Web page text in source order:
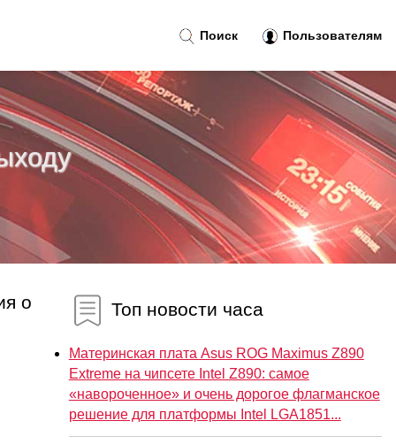
о Топ новости часа
Материнская плата Asus ROG Maximus Z890
Extreme на чипсете Intel Z890: самое
«навороченное» и очень дорогое флагманское
решение для платформы Intel LGA1851...
Поиск Пользователям